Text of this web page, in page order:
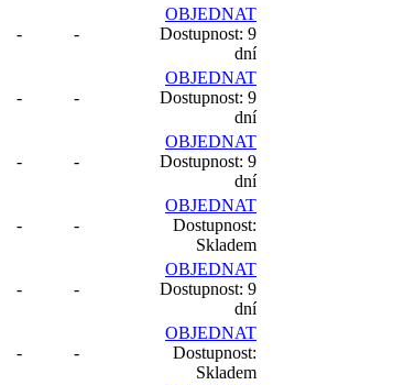
- -
OBJEDNAT
Dostupnost: 9
dní
- -
OBJEDNAT
Dostupnost: 9
dní
- -
OBJEDNAT
Dostupnost: 9
dní
- -
OBJEDNAT
Dostupnost:
Skladem
- -
OBJEDNAT
Dostupnost: 9
dní
- -
OBJEDNAT
Dostupnost:
Skladem